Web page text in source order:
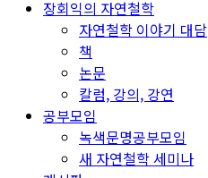
장회익의 자연철학
자연철학 이야기 대담
책
논문
칼럼, 강의, 강연
공부모임
녹색문명공부모임
새 자연철학 세미나